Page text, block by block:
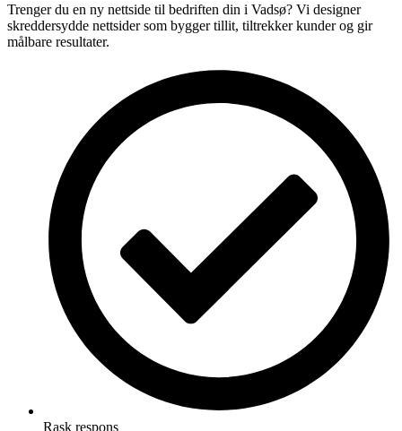
Trenger du en ny nettside til bedriften din i Vadsø? Vi designer
skreddersydde nettsider som bygger tillit, tiltrekker kunder og gir
målbare resultater.
Rask respons